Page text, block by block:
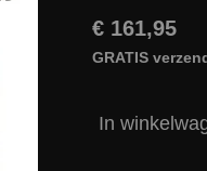
€ 161,95
GRATIS
In